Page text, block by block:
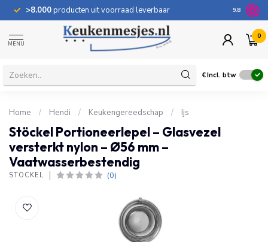
>8.000producten uit voorraad leverbaar 100
9.8
MENU
0
€Incl. btw
Home / Hendi / Keukengereedschap / Ijs
Stöckel Portioneerlepel – Glasvezel
versterkt nylon – Ø56 mm –
Vaatwasserbestendig
STÖCKEL (0)